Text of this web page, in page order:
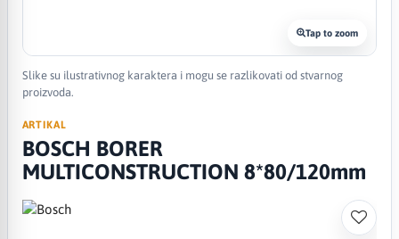
Tap to zoom
Slike su ilustrativnog karaktera i mogu se razlikovati od stvarnog
proizvoda.
ARTIKAL
BOSCH BORER
MULTICONSTRUCTION 8*80/120mm